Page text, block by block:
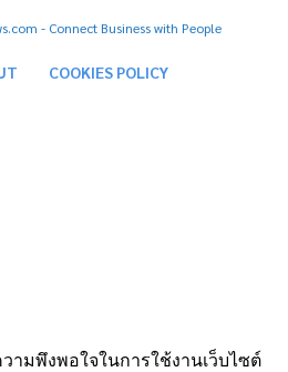
- Connect Business with People
COOKIES POLICY
ามพึงพอใจในการใช้งานเว็บไซต์